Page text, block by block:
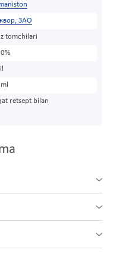
ЗАО
tomchilari
retsept bilan